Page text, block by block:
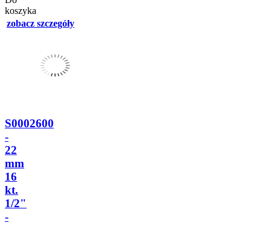
koszyka
zobacz szczegóły
S0002600
-
22
mm
16
kt.
1/2"
-